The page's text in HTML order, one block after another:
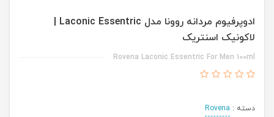
لاکونیک اسنتریک
Rovena Laconic Essentric For Men 100ml
دسته : Rovena